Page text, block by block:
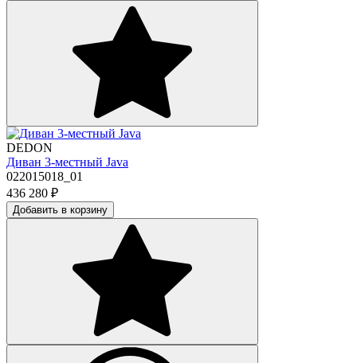
DEDON
Диван 3-местный Java
022015018_01
436 280 ₽
Добавить в корзину